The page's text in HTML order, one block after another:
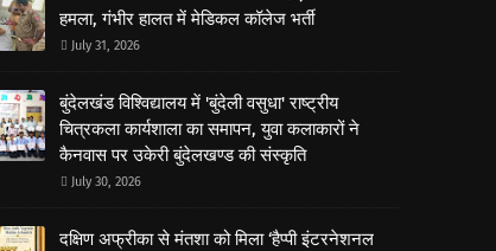
हमला, गंभीर हालत में मेडिकल कॉलेज भर्ती
July 31, 2026
बुंदेलखंड विश्विद्यालय में 'बुंदेली वसुधा' राष्ट्रीय
चित्रकला कार्यशाला का समापन, युवा कलाकारों ने
कैनवास पर उकेरी बुंदेलखण्ड की संस्कृति
July 30, 2026
दक्षिण अफ्रीका से मंतशा को मिला ‘हैप्पी इंटरनेशनल